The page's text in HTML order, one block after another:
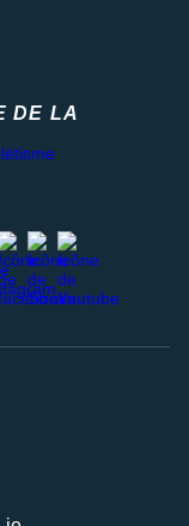
DE LA
facebook
stravayoutube